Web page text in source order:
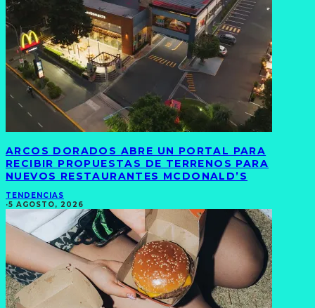
ARCOS DORADOS ABRE UN PORTAL PARA
RECIBIR PROPUESTAS DE TERRENOS PARA
NUEVOS RESTAURANTES MCDONALD’S
TENDENCIAS
·5 AGOSTO, 2026